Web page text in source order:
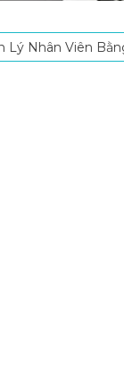
Bằng Hệ Thống Camera Phổ